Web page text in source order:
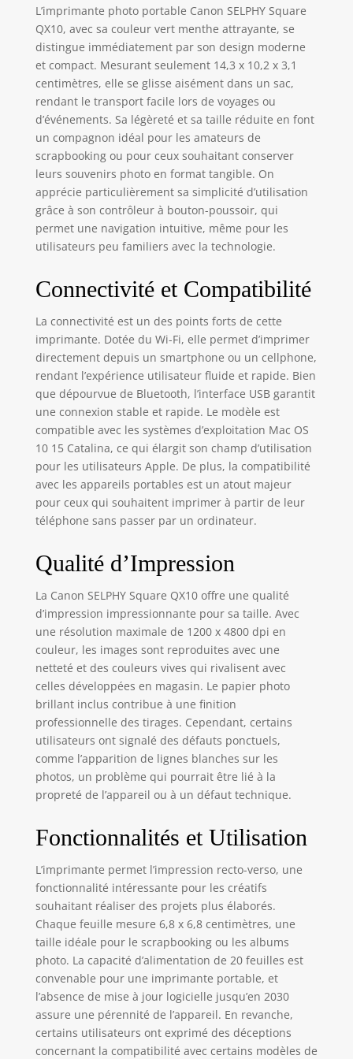
scrapbooking, aux
tableaux
d'affichage et à
tout autre endroit
où vous souhaitez
exposer vos
photos. PRÊTE
N'IMPORTE QUAND
ET N'IMPORTE OÙ :
avec la
connectivité Wi-Fi,
la mini imprimante
portable SELPHY
SQUARE QX10 est
votre compagnon
d'impression
prête à
transformer vos
moments spéciaux
en tirages
époustouflants où
que vous soyez.
CRÉEZ DES
IMPRESSIONS AVEC
DU PAPIER
AUTOCOLLANT :
améliorez la
qualité de vos
impressions avec
le format d'image
plus grand et plus
mm, en imprimant
sur du papier de
avec verso
autocollant.
CONNECTEZ-VOUS
À L'APPLICATION
SELPHY PHOTO
LAYOUT : laissez
libre cours à votre
créativité avec
l'application
gratuite SELPHY
Canon, qui vous
permet d'ajouter
filtres, du texte et
pour faire ressortir
vos impressions.
TOUJOURS PRÊTE :
exprimez votre
style avec un choix
de quatre couleurs
SELPHY SQUARE
différentes et
emmenez votre
mini imprimante
partout où vous
allez afin que vous
L’imprimante photo portable Canon SELPHY Square
QX10, avec sa couleur vert menthe attrayante, se
distingue immédiatement par son design moderne
et compact. Mesurant seulement 14,3 x 10,2 x 3,1
centimètres, elle se glisse aisément dans un sac,
rendant le transport facile lors de voyages ou
d’événements. Sa légèreté et sa taille réduite en font
un compagnon idéal pour les amateurs de
scrapbooking ou pour ceux souhaitant conserver
leurs souvenirs photo en format tangible. On
apprécie particulièrement sa simplicité d’utilisation
grâce à son contrôleur à bouton-poussoir, qui
permet une navigation intuitive, même pour les
utilisateurs peu familiers avec la technologie.
Connectivité et Compatibilité
La connectivité est un des points forts de cette
imprimante. Dotée du Wi-Fi, elle permet d’imprimer
directement depuis un smartphone ou un cellphone,
rendant l’expérience utilisateur fluide et rapide. Bien
que dépourvue de Bluetooth, l’interface USB garantit
une connexion stable et rapide. Le modèle est
compatible avec les systèmes d’exploitation Mac OS
10 15 Catalina, ce qui élargit son champ d’utilisation
pour les utilisateurs Apple. De plus, la compatibilité
avec les appareils portables est un atout majeur
pour ceux qui souhaitent imprimer à partir de leur
téléphone sans passer par un ordinateur.
Qualité d’Impression
La Canon SELPHY Square QX10 offre une qualité
d’impression impressionnante pour sa taille. Avec
une résolution maximale de 1200 x 4800 dpi en
couleur, les images sont reproduites avec une
netteté et des couleurs vives qui rivalisent avec
celles développées en magasin. Le papier photo
brillant inclus contribue à une finition
professionnelle des tirages. Cependant, certains
utilisateurs ont signalé des défauts ponctuels,
comme l’apparition de lignes blanches sur les
photos, un problème qui pourrait être lié à la
propreté de l’appareil ou à un défaut technique.
Fonctionnalités et Utilisation
L’imprimante permet l’impression recto-verso, une
fonctionnalité intéressante pour les créatifs
souhaitant réaliser des projets plus élaborés.
Chaque feuille mesure 6,8 x 6,8 centimètres, une
taille idéale pour le scrapbooking ou les albums
photo. La capacité d’alimentation de 20 feuilles est
convenable pour une imprimante portable, et
l’absence de mise à jour logicielle jusqu’en 2030
assure une pérennité de l’appareil. En revanche,
certains utilisateurs ont exprimé des déceptions
concernant la compatibilité avec certains modèles de